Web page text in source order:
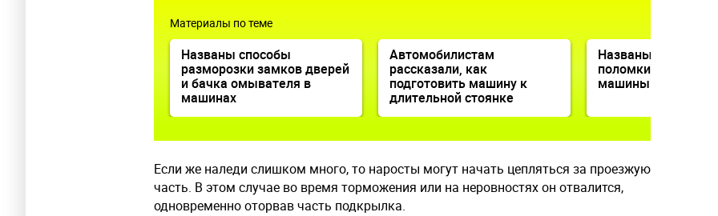
Материалы по теме
Названы способы
разморозки замков дверей
и бачка омывателя в
машинах
Автомобилистам
рассказали, как
подготовить машину к
длительной стоянке
Названы самые
поломки
машины
Если же наледи слишком много, то наросты могут начать цепляться за проезжую
часть. В этом случае во время торможения или на неровностях он отвалится,
одновременно оторвав часть подкрылка.